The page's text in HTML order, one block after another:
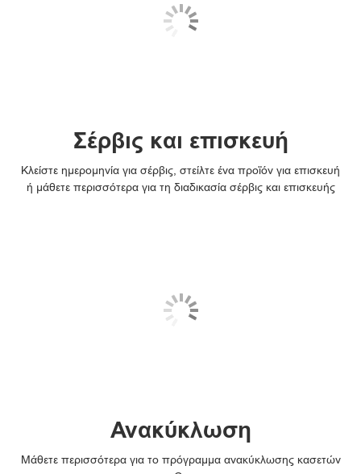
Σέρβις και επισκευή
Κλείστε ημερομηνία για σέρβις, στείλτε ένα προϊόν για επισκευή
ή μάθετε περισσότερα για τη διαδικασία σέρβις και επισκευής
Ανακύκλωση
Μάθετε περισσότερα για το πρόγραμμα ανακύκλωσης κασετών